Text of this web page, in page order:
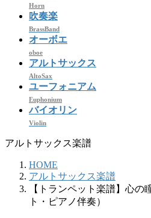
Horn
吹奏楽
BrassBand
オーボエ
oboe
アルトサックス
AltoSax
ユーフォニアム
Euphonium
バイオリン
Violin
アルトサックス楽譜
HOME
アルトサックス楽譜
【トランペット楽譜】心の
ト・ピアノ伴奏）